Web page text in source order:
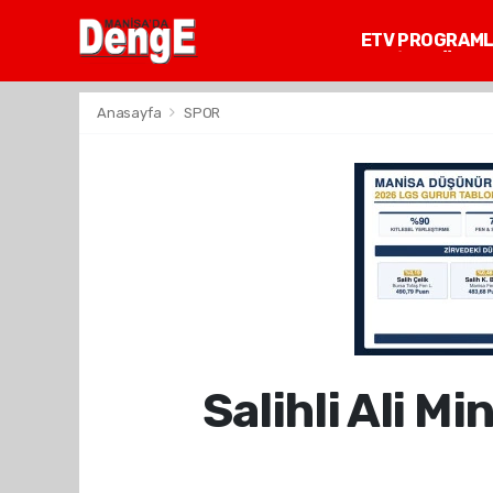
ETV
Anasayfa SPOR
Salihli Ali